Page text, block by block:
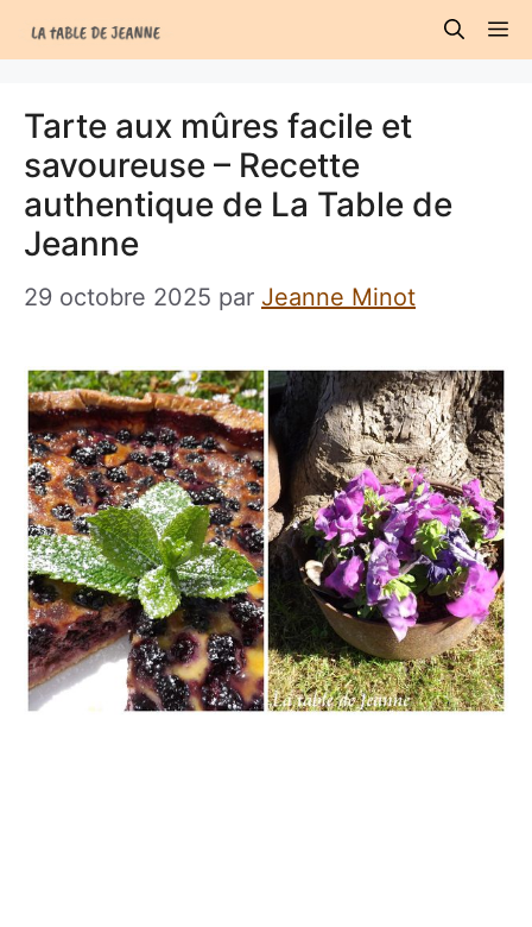
au
Tarte aux mûres facile et
savoureuse – Recette
authentique de La Table de
Jeanne
29 octobre 2025 par Jeanne Minot